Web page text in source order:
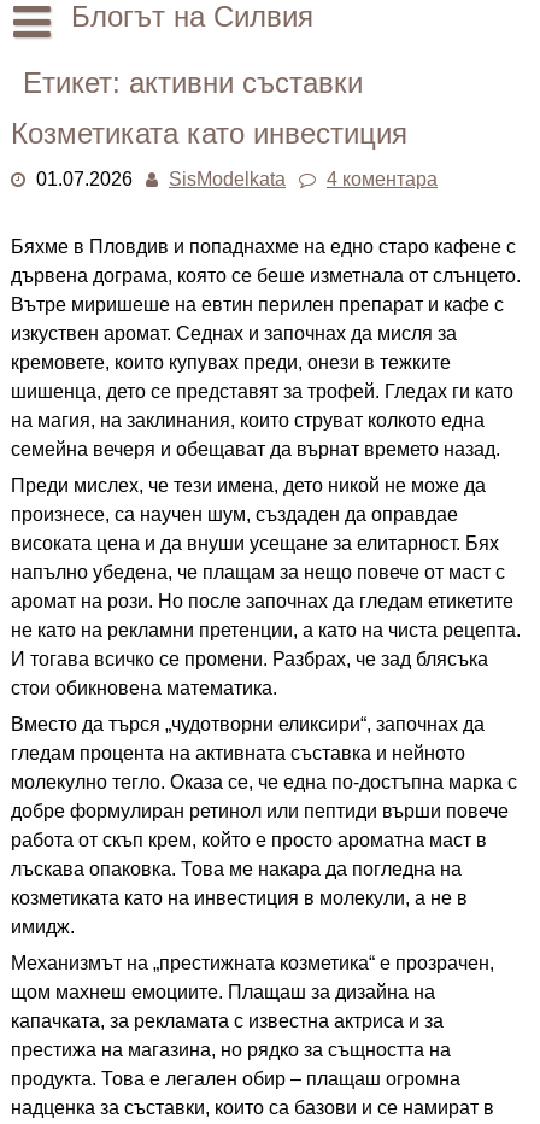
Skip
to
Блогът на Силвия
Етикет: активни съставки
Козметиката като инвестиция
01.07.2026 SisModelkata 4 коментара
Бяхме в Пловдив и попаднахме на едно старо кафене с
дървена дограма, която се беше изметнала от слънцето.
Вътре миришеше на евтин перилен препарат и кафе с
изкуствен аромат. Седнах и започнах да мисля за
кремовете, които купувах преди, онези в тежките
шишенца, дето се представят за трофей. Гледах ги като
на магия, на заклинания, които струват колкото една
семейна вечеря и обещават да върнат времето назад.
Преди мислех, че тези имена, дето никой не може да
произнесе, са научен шум, създаден да оправдае
високата цена и да внуши усещане за елитарност. Бях
напълно убедена, че плащам за нещо повече от маст с
аромат на рози. Но после започнах да гледам етикетите
не като на рекламни претенции, а като на чиста рецепта.
И тогава всичко се промени. Разбрах, че зад блясъка
стои обикновена математика.
Вместо да търся „чудотворни еликсири“, започнах да
гледам процента на активната съставка и нейното
молекулно тегло. Оказа се, че една по-достъпна марка с
добре формулиран ретинол или пептиди върши повече
работа от скъп крем, който е просто ароматна маст в
лъскава опаковка. Това ме накара да погледна на
козметиката като на инвестиция в молекули, а не в
имидж.
Механизмът на „престижната козметика“ е прозрачен,
щом махнеш емоциите. Плащаш за дизайна на
капачката, за рекламата с известна актриса и за
престижа на магазина, но рядко за същността на
продукта. Това е легален обир – плащаш огромна
надценка за съставки, които са базови и се намират в